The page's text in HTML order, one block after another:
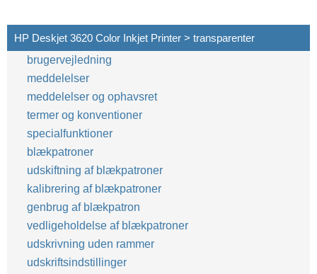
HP Deskjet 3620 Color Inkjet Printer > transparenter
brugervejledning
meddelelser
meddelelser og ophavsret
termer og konventioner
specialfunktioner
blækpatroner
udskiftning af blækpatroner
kalibrering af blækpatroner
genbrug af blækpatron
vedligeholdelse af blækpatroner
udskrivning uden rammer
udskriftsindstillinger